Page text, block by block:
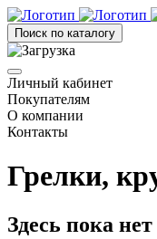
Поиск по каталогу
Личный кабинет
Покупателям
О компании
Контакты
Грелки,
Здесь пока